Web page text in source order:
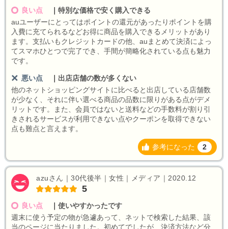
良い点
特別な価格で安く購入できる
auユーザーにとってはポイントの還元があったりポイントを購
入費に充てられるなどお得に商品を購入できるメリットがあり
ます。支払いもクレジットカードの他、auまとめて決済によっ
てスマホひとつで完了でき、手間が簡略化されている点も魅力
です。
悪い点
出店店舗の数が多くない
他のネットショッピングサイトに比べると出店している店舗数
が少なく、それに伴い選べる商品の品数に限りがある点がデメ
リットです。また、会員ではないと送料などの手数料が割り引
きされるサービスが利用できない点やクーポンを取得できない
点も難点と言えます。
参考になった 2
azuさん｜30代後半｜女性｜メディア｜2020.12
5
良い点
使いやすかったです
週末に使う予定の物が急遽あって、ネットで検索した結果、該
当のページに当たりました。初めてでしたが、決済方法など分